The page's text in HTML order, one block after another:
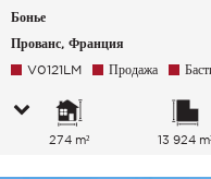
Бонье
Прованс, Франция
V0121LM Продажа
274 m² 13 924